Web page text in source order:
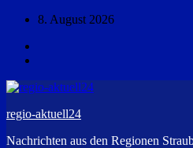
Zum
springen
8. August 2026
regio-aktuell24
Nachrichten aus den Regionen